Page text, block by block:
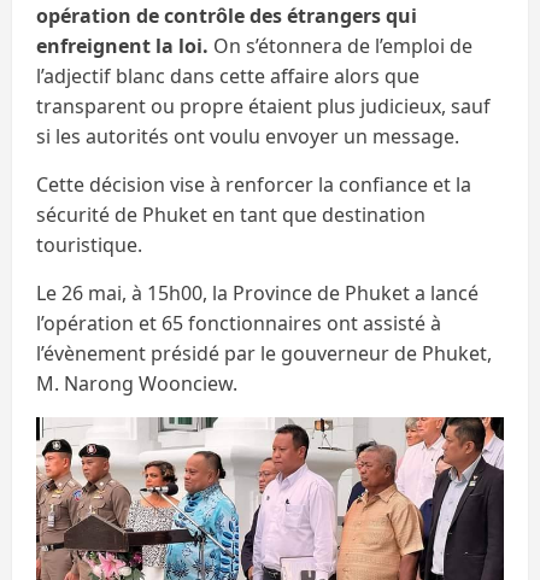
opération de contrôle des étrangers qui
enfreignent la loi. On s’étonnera de l’emploi de
l’adjectif blanc dans cette affaire alors que
transparent ou propre étaient plus judicieux, sauf
si les autorités ont voulu envoyer un message.
Cette décision vise à renforcer la confiance et la
sécurité de Phuket en tant que destination
touristique.
Le 26 mai, à 15h00, la Province de Phuket a lancé
l’opération et 65 fonctionnaires ont assisté à
l’évènement présidé par le gouverneur de Phuket,
M. Narong Woonciew.